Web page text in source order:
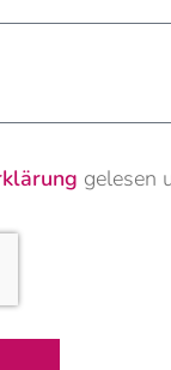
gelesen